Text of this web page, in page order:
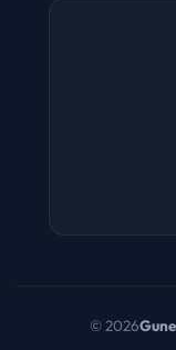
© 2026